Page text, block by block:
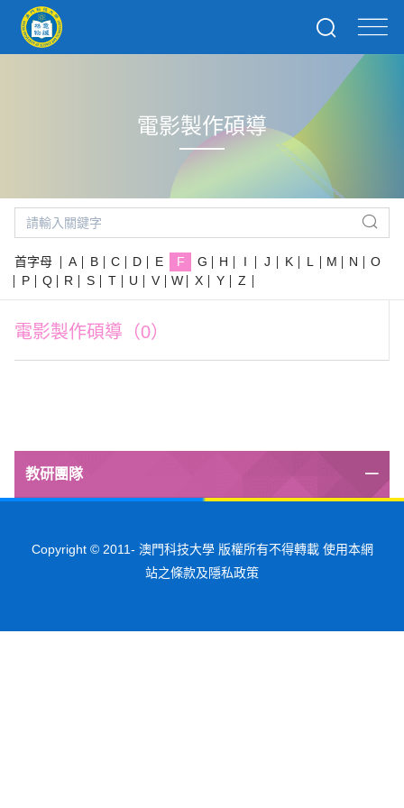
電影製作碩導
首字母 A B C D E F G H I J K L M N
O
P
Q R S T U V W X Y Z
電影製作碩導（0）
教研團隊
Copyright © 2011- 澳門科技大學 版權所有不得轉載 使用本網
站之條款及隱私政策